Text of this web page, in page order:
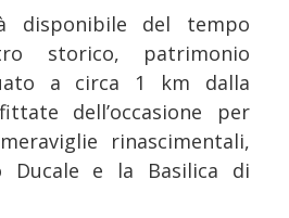
disponibile del tempo
storico, patrimonio
a circa 1 km dalla
dell’occasione per
rinascimentali,
Ducale e la Basilica di